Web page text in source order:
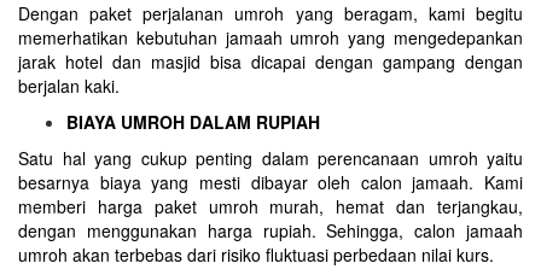
Dengan paket perjalanan umroh yang beragam, kami begitu
memerhatikan kebutuhan jamaah umroh yang mengedepankan
jarak hotel dan masjid bisa dicapai dengan gampang dengan
berjalan kaki.
BIAYA UMROH DALAM RUPIAH
Satu hal yang cukup penting dalam perencanaan umroh yaitu
besarnya biaya yang mesti dibayar oleh calon jamaah. Kami
memberi harga paket umroh murah, hemat dan terjangkau,
dengan menggunakan harga rupiah. Sehingga, calon jamaah
umroh akan terbebas dari risiko fluktuasi perbedaan nilai kurs.